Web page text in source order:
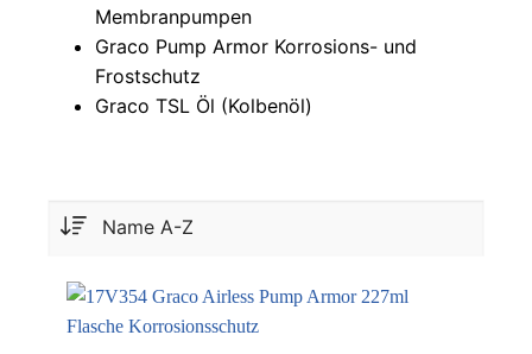
Graco
HVLP
Procontractor
Graco
XT
Contractor
King
Membranpumpen
Graco Pump Armor Korrosions- und
Frostschutz
Graco TSL Öl (Kolbenöl)